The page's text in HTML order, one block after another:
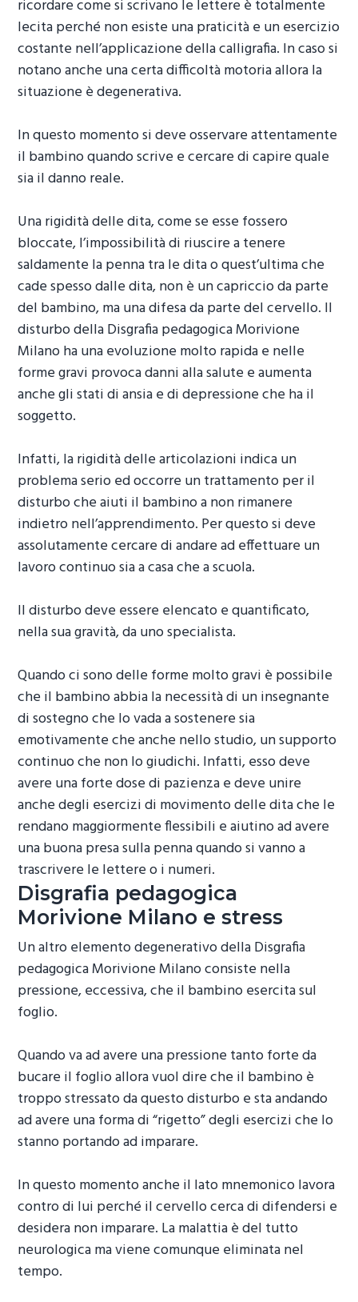
ricordare come si scrivano le lettere è totalmente
lecita perché non esiste una praticità e un esercizio
costante nell’applicazione della calligrafia. In caso si
notano anche una certa difficoltà motoria allora la
situazione è degenerativa.
In questo momento si deve osservare attentamente
il bambino quando scrive e cercare di capire quale
sia il danno reale.
Una rigidità delle dita, come se esse fossero
bloccate, l’impossibilità di riuscire a tenere
saldamente la penna tra le dita o quest’ultima che
cade spesso dalle dita, non è un capriccio da parte
del bambino, ma una difesa da parte del cervello. Il
disturbo dellaDisgrafia pedagogica Morivione
Milanoha una evoluzione molto rapida e nelle
forme gravi provoca danni alla salute e aumenta
anche gli stati di ansia e di depressione che ha il
soggetto.
Infatti, la rigidità delle articolazioni indica un
problema serio ed occorre un trattamento per il
disturbo che aiuti il bambino a non rimanere
indietro nell’apprendimento. Per questo si deve
assolutamente cercare di andare ad effettuare un
lavoro continuo sia a casa che a scuola.
Il disturbo deve essere elencato e quantificato,
nella sua gravità, da uno specialista.
Quando ci sono delle forme molto gravi è possibile
che il bambino abbia la necessità di un insegnante
di sostegno che lo vada a sostenere sia
emotivamente che anche nello studio, un supporto
continuo che non lo giudichi. Infatti, esso deve
avere una forte dose di pazienza e deve unire
anche degli esercizi di movimento delle dita che le
rendano maggiormente flessibili e aiutino ad avere
una buona presa sulla penna quando si vanno a
trascrivere le lettere o i numeri.
Disgrafia pedagogica
Morivione Milano e stress
Un altro elemento degenerativo dellaDisgrafia
pedagogica Morivione Milanoconsiste nella
pressione, eccessiva, che il bambino esercita sul
foglio.
Quando va ad avere una pressione tanto forte da
bucare il foglio allora vuol dire che il bambino è
troppo stressato da questo disturbo e sta andando
ad avere una forma di “rigetto” degli esercizi che lo
stanno portando ad imparare.
In questo momento anche il lato mnemonico lavora
contro di lui perché il cervello cerca di difendersi e
desidera non imparare. La malattia è del tutto
neurologica ma viene comunque eliminata nel
tempo.